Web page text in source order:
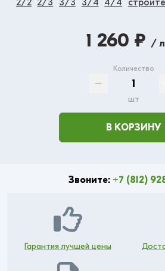
2/2 2/3 3/3 3/4 4/4
1 260 ₽ /
Количество
шт
В КОРЗИНУ
Звоните: +7 (812)
Гарантия лучшей цены